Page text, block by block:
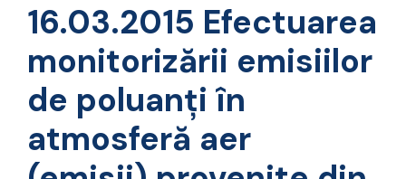
16.03.2015 Efectuarea
monitorizării emisiilor
de poluanți în
atmosferă aer